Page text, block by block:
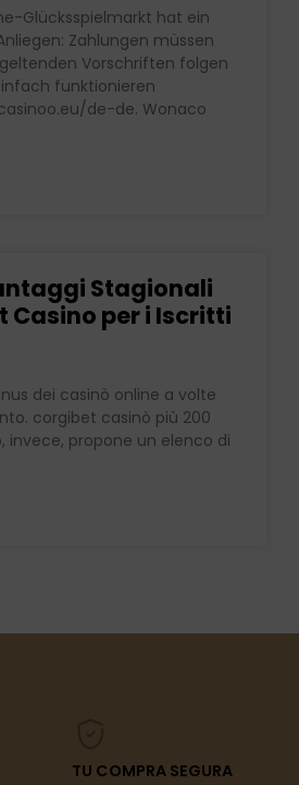
Glücksspielmarkt hat ein
Zahlungen müssen
Vorschriften folgen
funktionieren
de-de. Wonaco
Stagionali
Casino per i Iscritti
dei casinò online a volte
corgibet casinò più 200
invece, propone un elenco di
TU COMPRA SEGURA